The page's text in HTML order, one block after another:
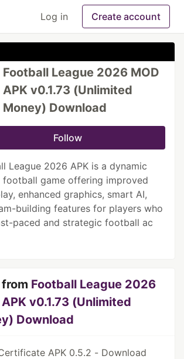
Log in Create account
Football League 2026 MOD
APK v0.1.73 (Unlimited
Money) Download
Follow
League 2026 APK is a dynamic
football game offering improved
enhanced graphics, smart AI,
building features for players who
paced and strategic football ac
Football League 2026
v0.1.73 (Unlimited
Download
APK 0.5.2 - Download